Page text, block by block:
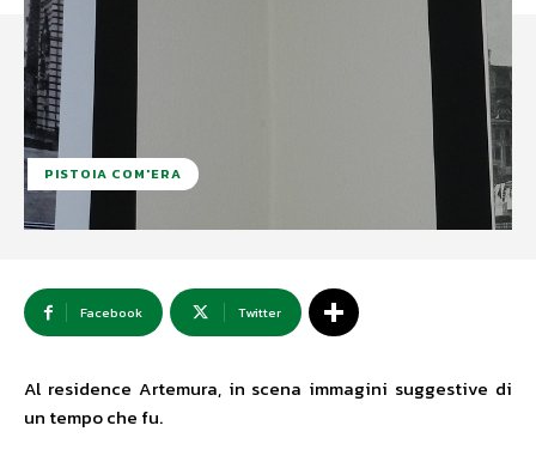
PISTOIA COM'ERA
Facebook Twitter
Al residence Artemura, in scena immagini suggestive di
un tempo che fu.